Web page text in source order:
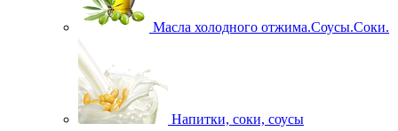
Масла холодного отжима.Соусы.Соки.
Напитки, соки, соусы